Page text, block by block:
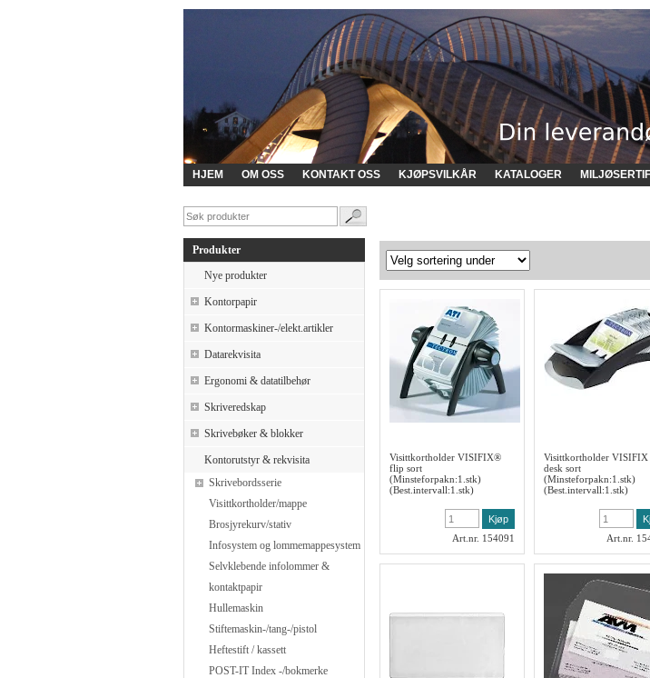
HJEM OM OSS KONTAKT OSS KJØPSVILKÅR KATALOGER
Produkter
Nye produkter
Kontorpapir
Kontormaskiner-/elekt.artikler
Datarekvisita
Ergonomi & datatilbehør
Skriveredskap
Skrivebøker & blokker
Kontorutstyr & rekvisita
Skrivebordsserie
Visittkortholder/mappe
Brosjyrekurv/stativ
Infosystem og lommemappesystem
Selvklebende infolommer &
kontaktpapir
Hullemaskin
Stiftemaskin-/tang-/pistol
Heftestift / kassett
POST-IT Index -/bokmerke
Visittkortholder VISIFIX®
flip sort
(Minsteforpakn:1.stk)
(Best.intervall:1.stk)
Art.nr. 154091
Visittkortholder VISIFIX
desk sort
(Minsteforpakn:1.stk)
(Best.intervall:1.stk)
Art.nr.